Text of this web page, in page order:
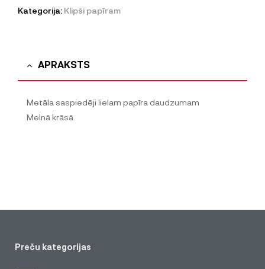
Kategorija: Klipši papīram
APRAKSTS
Metāla saspiedēji lielam papīra daudzumam
Melnā krāsā
Preču kategorijas